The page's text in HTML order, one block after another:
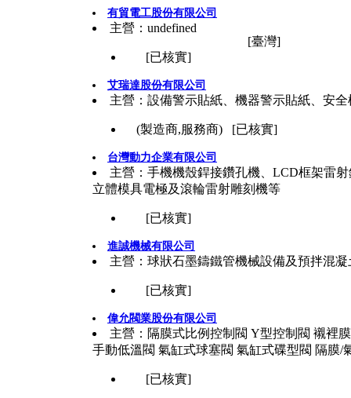
有貿電工股份有限公司
主營：undefined
[已核實]
[臺灣]
艾瑞達股份有限公司
主營：設備警示貼紙、機器警示貼紙、安
(製造商,服務商) [已核實]
台灣動力企業有限公司
主營：手機機殼銲接鑽孔機、LCD框架雷
立體模具電極及滾輪雷射雕刻機等
[已核實]
進誠機械有限公司
主營：球狀石墨鑄鐵管機械設備及預拌混
[已核實]
偉允閥業股份有限公司
主營：隔膜式比例控制閥 Y型控制閥 襯裡
手動低溫閥 氣缸式球塞閥 氣缸式碟型閥 隔膜/
[已核實]